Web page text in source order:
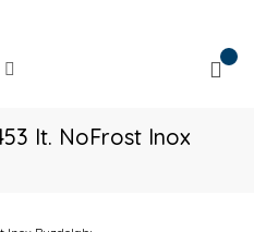
lt. NoFrost Inox